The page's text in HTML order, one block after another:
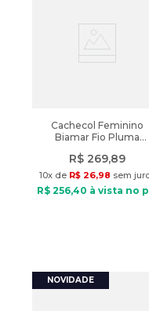
Cachecol Feminino
Biamar Fio Pluma
R$ 269,89
10x de R$ 26,98 sem
R$ 256,40 à vista no